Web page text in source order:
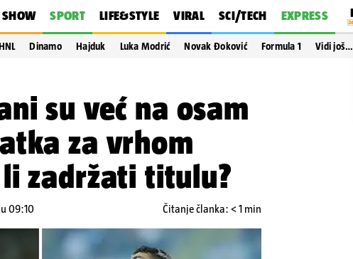
SHOW SPORT LIFE&STYLE VIRAL SCI/TECH EXPRESS
Dinamo Hajduk Luka Modrić Novak Đoković Formula 1 Vidi još…
su već na osam
za vrhom
zadržati titulu?
09:10 Čitanje članka: < 1 min